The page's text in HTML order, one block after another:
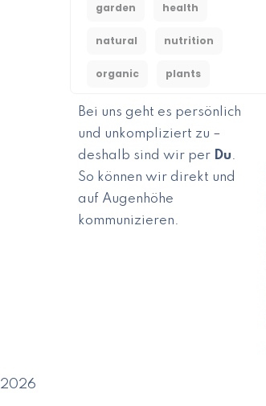
garden health
natural nutrition
organic plants
Bei uns geht es persönlich
und unkompliziert zu –
deshalb sind wir per Du.
So können wir direkt und
auf Augenhöhe
kommunizieren.
2026